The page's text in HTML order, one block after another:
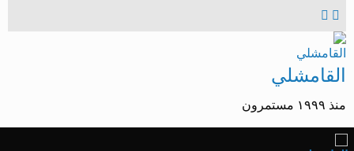
القامشلي
منذ ١٩٩٩ مستمرون